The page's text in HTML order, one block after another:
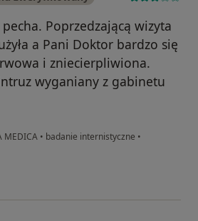
Poprzedzającą wizyta
a Pani Doktor bardzo się
i zniecierpliwiona.
wyganiany z gabinetu
MEDICA • badanie internistyczne •